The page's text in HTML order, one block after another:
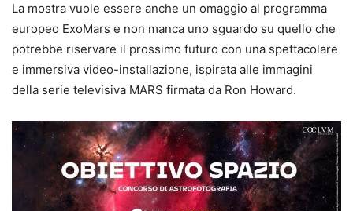
La mostra vuole essere anche un omaggio al programma
europeo ExoMars e non manca uno sguardo su quello che
potrebbe riservare il prossimo futuro con una spettacolare
e immersiva video-installazione, ispirata alle immagini
della serie televisiva MARS firmata da Ron Howard.